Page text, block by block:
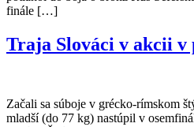
finále […]
Traja Slováci v akcii v
Začali sa súboje v grécko-rímskom
mladší (do 77 kg) nastúpil v